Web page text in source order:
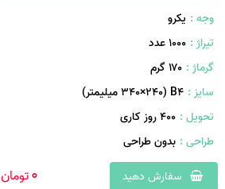
وجه : یکرو
تیراژ : 1000 عدد
گرماژ : ۱۷۰ گرم
سایز : B۴ (۳۴۰×۲۴۰ میلیمتر)
تحویل : 400 روز کاری
طراحی : بدون طراحی
سفارش دهید
0تومان